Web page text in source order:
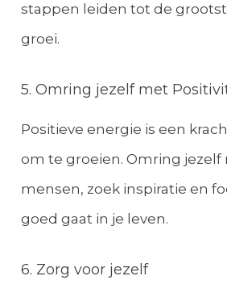
stappen leiden tot de
groei.
5. Omring jezelf met
Positieve energie is een
om te groeien. Omring jezelf
mensen, zoek inspiratie en
goed gaat in je leven.
6. Zorg voor jezelf